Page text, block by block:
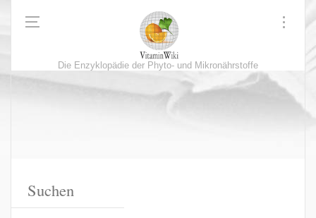
Die Enzyklopädie der Phyto- und Mikronährstoffe